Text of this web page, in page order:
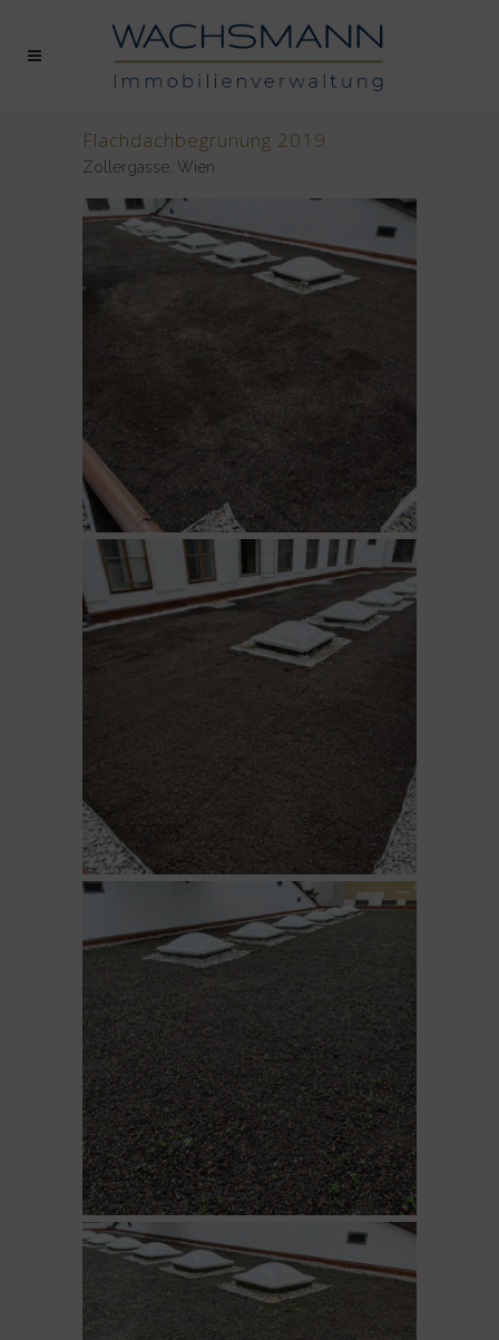
Flachdachbegrünung 2019
Zollergasse, Wien